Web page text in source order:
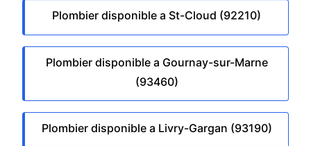
Plombier disponible a St-Cloud (92210)
Plombier disponible a Gournay-sur-Marne
(93460)
Plombier disponible a Livry-Gargan (93190)